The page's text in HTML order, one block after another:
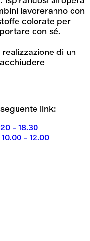
lavoreranno con
colorate per
con sé.
di un
link:
- 18.30
- 12.00